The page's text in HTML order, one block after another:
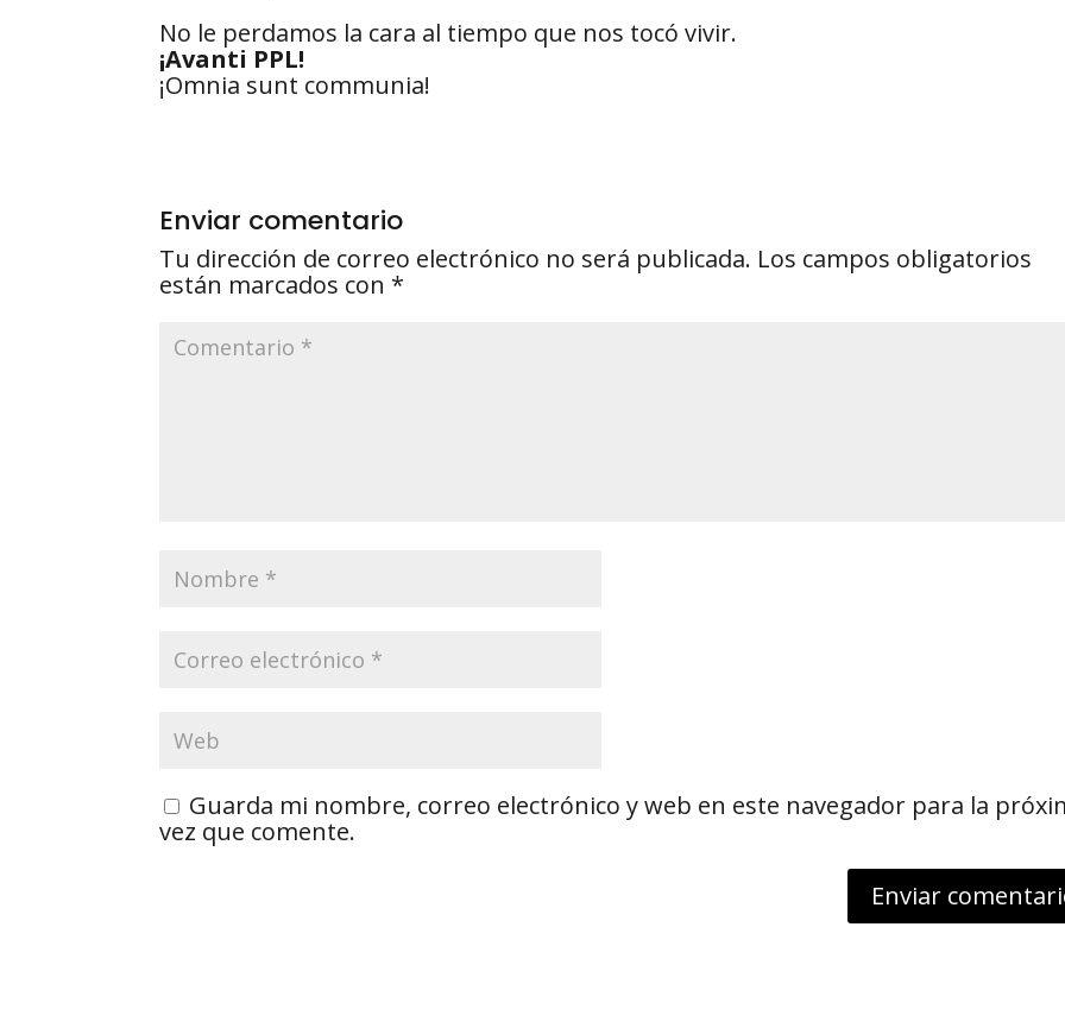
No le perdamos la cara al tiempo que nos tocó vivir.
¡Avanti PPL!
¡Omnia sunt communia!
Enviar comentario
Tu dirección de correo electrónico no será publicada. Los campos obligatorios
están marcados con *
Guarda mi nombre, correo electrónico y web en este navegador para la
vez que comente.